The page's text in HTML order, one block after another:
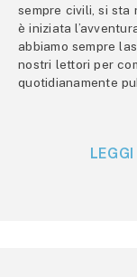
sempre civili, si sta
è iniziata
abbiamo sempre
nostri lettori per
quotidianamente